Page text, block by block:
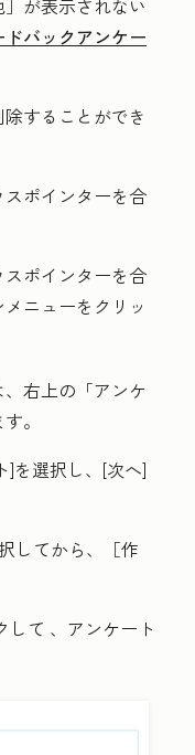
］が表示されない
ドバックアンケー
することができ
ポインターを合
ポインターを合
メニューをクリッ
右上の「アンケ
。
]を選択し、[次へ]
してから、
［作
して 、アンケート